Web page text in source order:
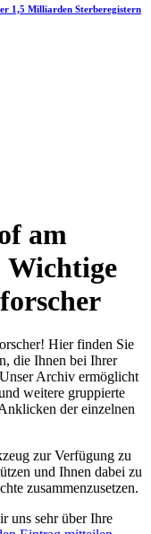
1,5 Milliarden Sterberegistern
am
Wichtige
Hier finden Sie
die Ihnen bei Ihrer
Archiv ermöglicht
weitere gruppierte
der einzelnen
zur Verfügung zu
und Ihnen dabei zu
zusammenzusetzen.
uns sehr über Ihre